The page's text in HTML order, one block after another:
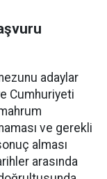
adaylar
Cumhuriyeti
ve gerekli
alması
arasında